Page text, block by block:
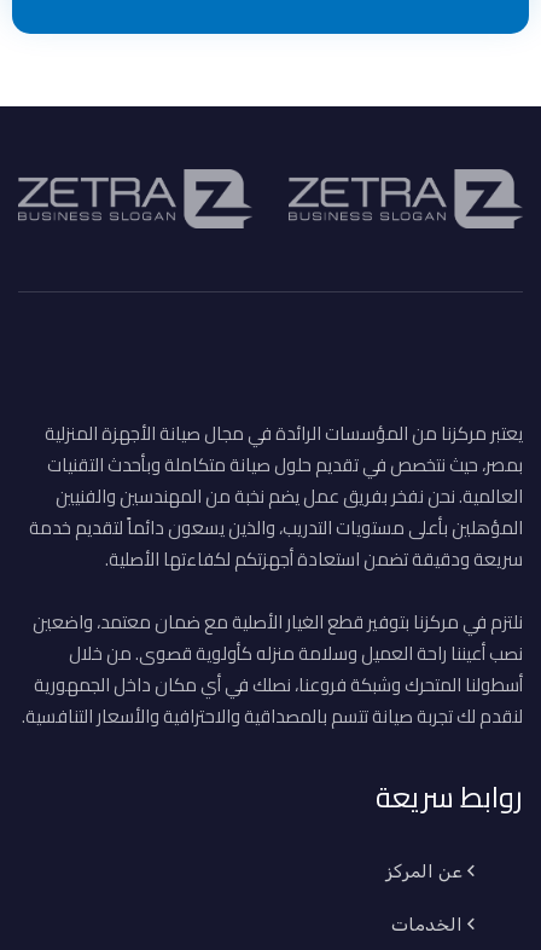
يعتبر مركزنا من المؤسسات الرائدة في مجال صيانة الأجهزة المنزلية
بمصر، حيث نتخصص في تقديم حلول صيانة متكاملة وبأحدث التقنيات
العالمية. نحن نفخر بفريق عمل يضم نخبة من المهندسين والفنيين
المؤهلين بأعلى مستويات التدريب، والذين يسعون دائماً لتقديم خدمة
سريعة ودقيقة تضمن استعادة أجهزتكم لكفاءتها الأصلية.
نلتزم في مركزنا بتوفير قطع الغيار الأصلية مع ضمان معتمد، واضعين
نصب أعيننا راحة العميل وسلامة منزله كأولوية قصوى. من خلال
أسطولنا المتحرك وشبكة فروعنا، نصلك في أي مكان داخل الجمهورية
لنقدم لك تجربة صيانة تتسم بالمصداقية والاحترافية والأسعار التنافسية.
روابط سريعة
عن المركز
الخدمات